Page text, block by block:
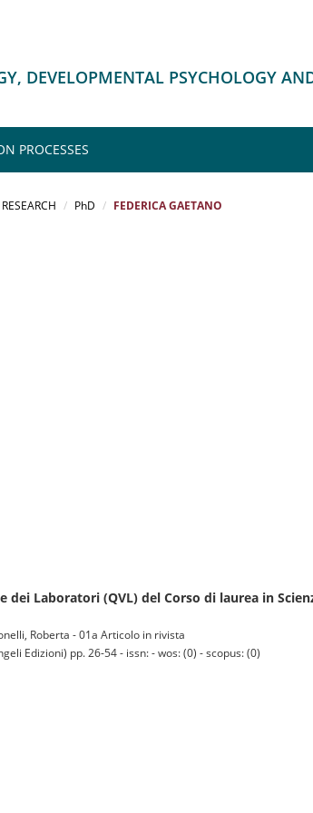
DEVELOPMENTAL PSYCHOLOGY
PROCESSES
PhD FEDERICA GAETANO
Laboratori (QVL) del Corso di laurea in
Roberta - 01a Articolo in rivista
Edizioni) pp. 26-54 - issn: - wos: (0) - scopus: (0)